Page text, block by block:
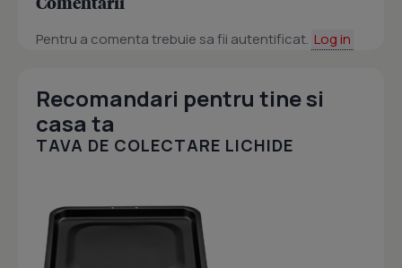
Pentru a comenta trebuie sa fii autentificat. Log in
Recomandari pentru tine si
casa ta
TAVA DE COLECTARE LICHIDE